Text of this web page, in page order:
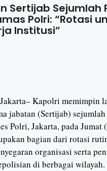
Sertijab Sejumlah
Polri: “Rotasi
Institusi”
Kapolri memimpin
jabatan (Sertijab)
Polri, Jakarta, pada Jumat
bagian dari rotasi
organisasi serta
di berbagai wilayah.